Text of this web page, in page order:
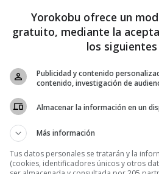
Yorokobu ofrece un
gratuito, mediante la
los
Publicidad y contenido
contenido, investigación de
Almacenar la información en un
Más información
Tus datos personales se tratarán y la
(cookies, identificadores únicos y otros